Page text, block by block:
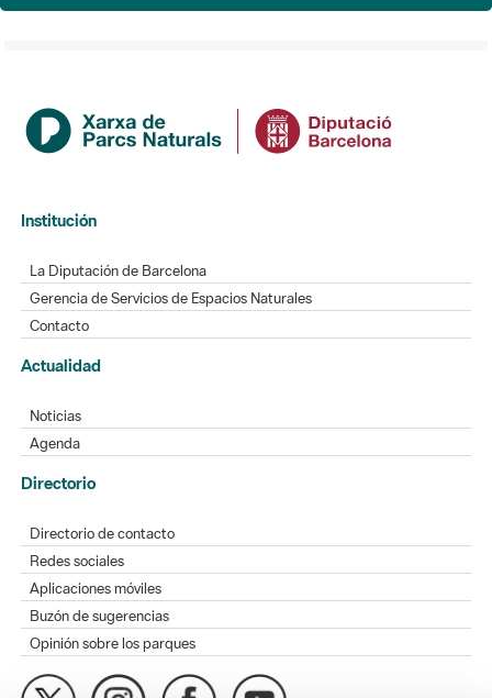
Institución
La Diputación de Barcelona
Gerencia de Servicios de Espacios Naturales
Contacto
Actualidad
Noticias
Agenda
Directorio
Directorio de contacto
Redes sociales
Aplicaciones móviles
Buzón de sugerencias
Opinión sobre los parques